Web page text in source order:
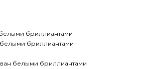
бриллиантами
бриллиантами
белыми бриллиантами